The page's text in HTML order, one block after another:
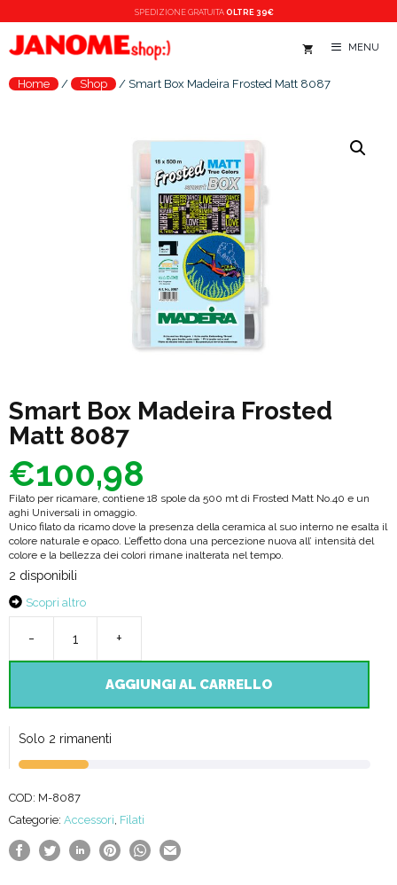
SPEDIZIONE GRATUITA OLTRE 39€
MENU
Home / Shop / Smart Box Madeira Frosted Matt 8087
Smart Box Madeira Frosted
Matt 8087
€100,98
Filato per ricamare, contiene 18 spole da 500 mt di Frosted Matt No.40 e un
aghi Universali in omaggio.
Unico filato da ricamo dove la presenza della ceramica al suo interno ne esalta il
colore naturale e opaco. L’effetto dona una percezione nuova all’ intensità del
colore e la bellezza dei colori rimane inalterata nel tempo.
2 disponibili
Scopri altro
-
Box
Madeira
quantità
+
AGGIUNGI AL CARRELLO
Solo 2 rimanenti
COD: M-8087
Categorie: Accessori, Filati
AGGIUNGI AL CARRELLO